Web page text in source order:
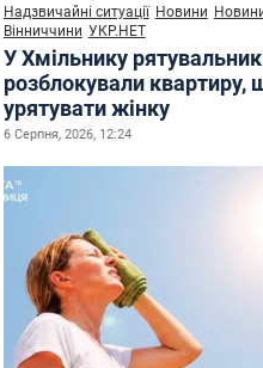
Надзвичайні ситуації Новини
Вінниччини УКР.НЕТ
У Хмільнику
розблокували квартиру,
урятувати жінку
6 Серпня, 2026, 12:24